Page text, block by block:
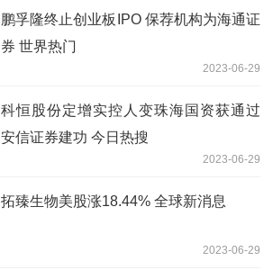
鹏孚隆终止创业板IPO 保荐机构为海通证
券 世界热门
2023-06-29
科恒股份定增实控人变珠海国资获通过
安信证券建功 今日热搜
2023-06-29
拓臻生物美股涨18.44% 全球新消息
2023-06-29